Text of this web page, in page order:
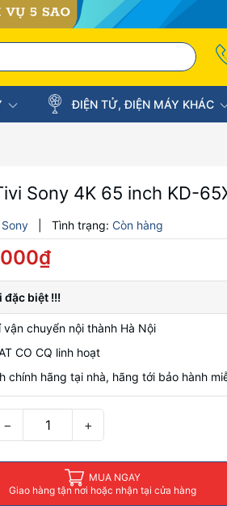
ĐIỆN TỬ, ĐIỆN MÁY KHÁC
Sony 4K 65 inch KD-
Sony Tình trạng: Còn hàng
đặc biệt !!!
vận chuyển nội thành Hà Nội
CO CQ linh hoạt
chính hãng tại nhà, hãng tới bảo hành
− +
MUA NGAY
Giao hàng tận nơi hoặc nhận tại cửa hàng